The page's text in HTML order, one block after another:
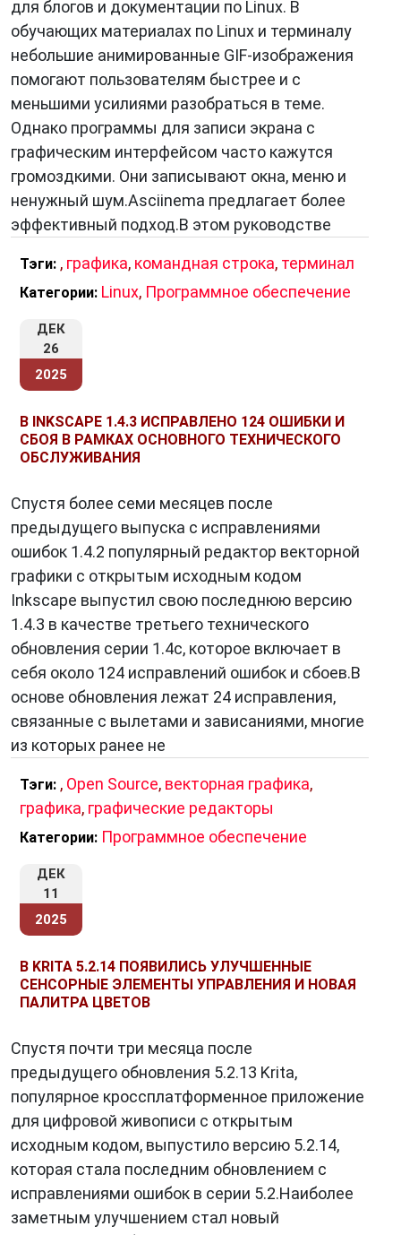
для блогов и документации по Linux. В
обучающих материалах по Linux и терминалу
небольшие анимированные GIF-изображения
помогают пользователям быстрее и с
меньшими усилиями разобраться в теме.
Однако программы для записи экрана с
графическим интерфейсом часто кажутся
громоздкими. Они записывают окна, меню и
ненужный шум.Asciinema предлагает более
эффективный подход.В этом руководстве
Тэги: , графика, командная строка, терминал
Категории: Linux, Программное обеспечение
ДЕК
26
2025
В INKSCAPE 1.4.3 ИСПРАВЛЕНО 124 ОШИБКИ И
СБОЯ В РАМКАХ ОСНОВНОГО ТЕХНИЧЕСКОГО
ОБСЛУЖИВАНИЯ
Спустя более семи месяцев после
предыдущего выпуска с исправлениями
ошибок 1.4.2 популярный редактор векторной
графики с открытым исходным кодом
Inkscape выпустил свою последнюю версию
1.4.3 в качестве третьего технического
обновления серии 1.4с, которое включает в
себя около 124 исправлений ошибок и сбоев.В
основе обновления лежат 24 исправления,
связанные с вылетами и зависаниями, многие
из которых ранее не
Тэги: , Open Source, векторная графика,
графика, графические редакторы
Категории: Программное обеспечение
ДЕК
11
2025
В KRITA 5.2.14 ПОЯВИЛИСЬ УЛУЧШЕННЫЕ
СЕНСОРНЫЕ ЭЛЕМЕНТЫ УПРАВЛЕНИЯ И НОВАЯ
ПАЛИТРА ЦВЕТОВ
Спустя почти три месяца после
предыдущего обновления 5.2.13 Krita,
популярное кроссплатформенное приложение
для цифровой живописи с открытым
исходным кодом, выпустило версию 5.2.14,
которая стала последним обновлением с
исправлениями ошибок в серии 5.2.Наиболее
заметным улучшением стал новый